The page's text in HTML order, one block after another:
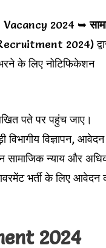
2024 ➥
2024)
के लिए नोटिफिकेशन
पते पर पहुंच जाए।
विज्ञापन, आवेदन
न्याय और
भर्ती के लिए
2024